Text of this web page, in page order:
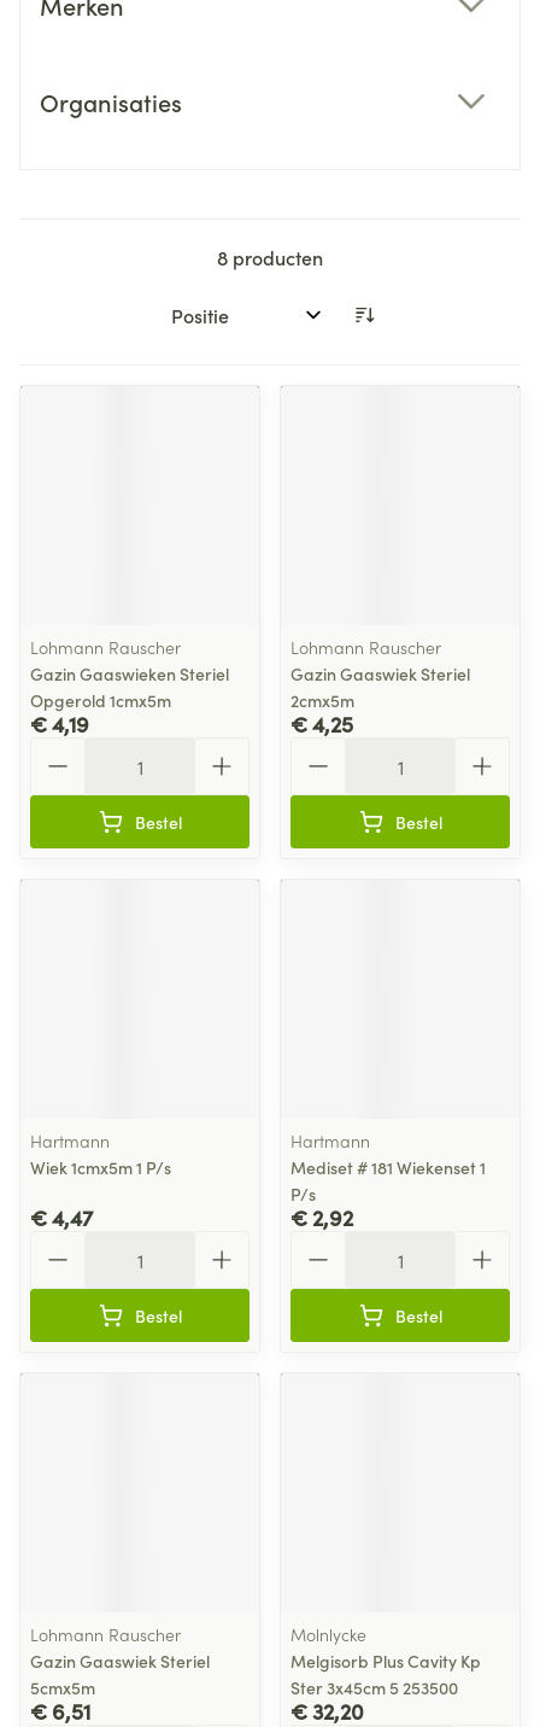
Organisaties
8 producten
Sorteer op:
Lohmann Rauscher
Gazin Gaaswieken Steriel
Opgerold 1cmx5m
€ 4,19
Bestel
Lohmann Rauscher
Gazin Gaaswiek Steriel
2cmx5m
€ 4,25
Bestel
Hartmann
Wiek 1cmx5m 1 P/s
€ 4,47
Bestel
Hartmann
Mediset # 181 Wiekenset 1
P/s
€ 2,92
Bestel
Lohmann Rauscher
Gazin Gaaswiek Steriel
5cmx5m
€ 6,51
Molnlycke
Melgisorb Plus Cavity Kp
Ster 3x45cm 5 253500
€ 32,20